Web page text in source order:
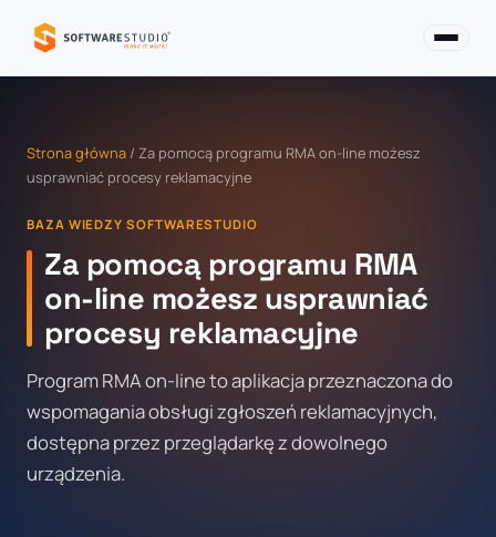
Strona główna / Za pomocą programu RMA on-line możesz
usprawniać procesy reklamacyjne
BAZA WIEDZY SOFTWARESTUDIO
Za pomocą programu RMA
on-line możesz usprawniać
procesy reklamacyjne
Program RMA on-line to aplikacja przeznaczona do
wspomagania obsługi zgłoszeń reklamacyjnych,
dostępna przez przeglądarkę z dowolnego
urządzenia.